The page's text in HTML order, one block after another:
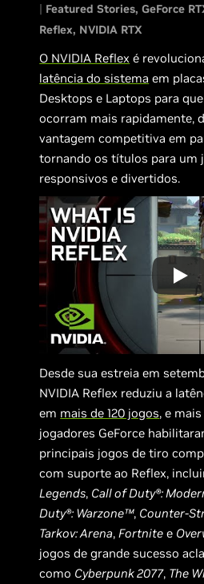
| Featured Stories GeForce
Reflex NVIDIA RTX
O NVIDIA Reflex é
latência do sistema em
Desktops e Laptops para
ocorram mais rapidamente,
vantagem competitiva em
tornando os títulos para um
responsivos e divertidos.
Desde sua estreia em
NVIDIA Reflex reduziu a
em mais de 120 jogos, e
jogadores GeForce
principais jogos de tiro
com suporte ao Reflex,
Legends, Call of Duty®:
Duty®: Warzone™, Counter-
Tarkov: Arena, Fortnite e
jogos de grande sucesso
como Cyberpunk 2077, The